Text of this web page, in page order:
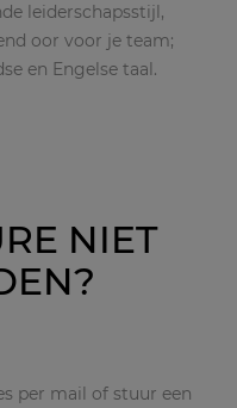
leiderschapsstijl,
oor voor je team;
en Engelse taal.
NIET
per mail of stuur een